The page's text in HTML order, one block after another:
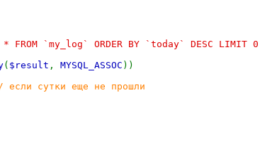
* FROM `my_log` ORDER BY `today` DESC
( $result , MYSQL_ASSOC ))
если сутки еще не прошли